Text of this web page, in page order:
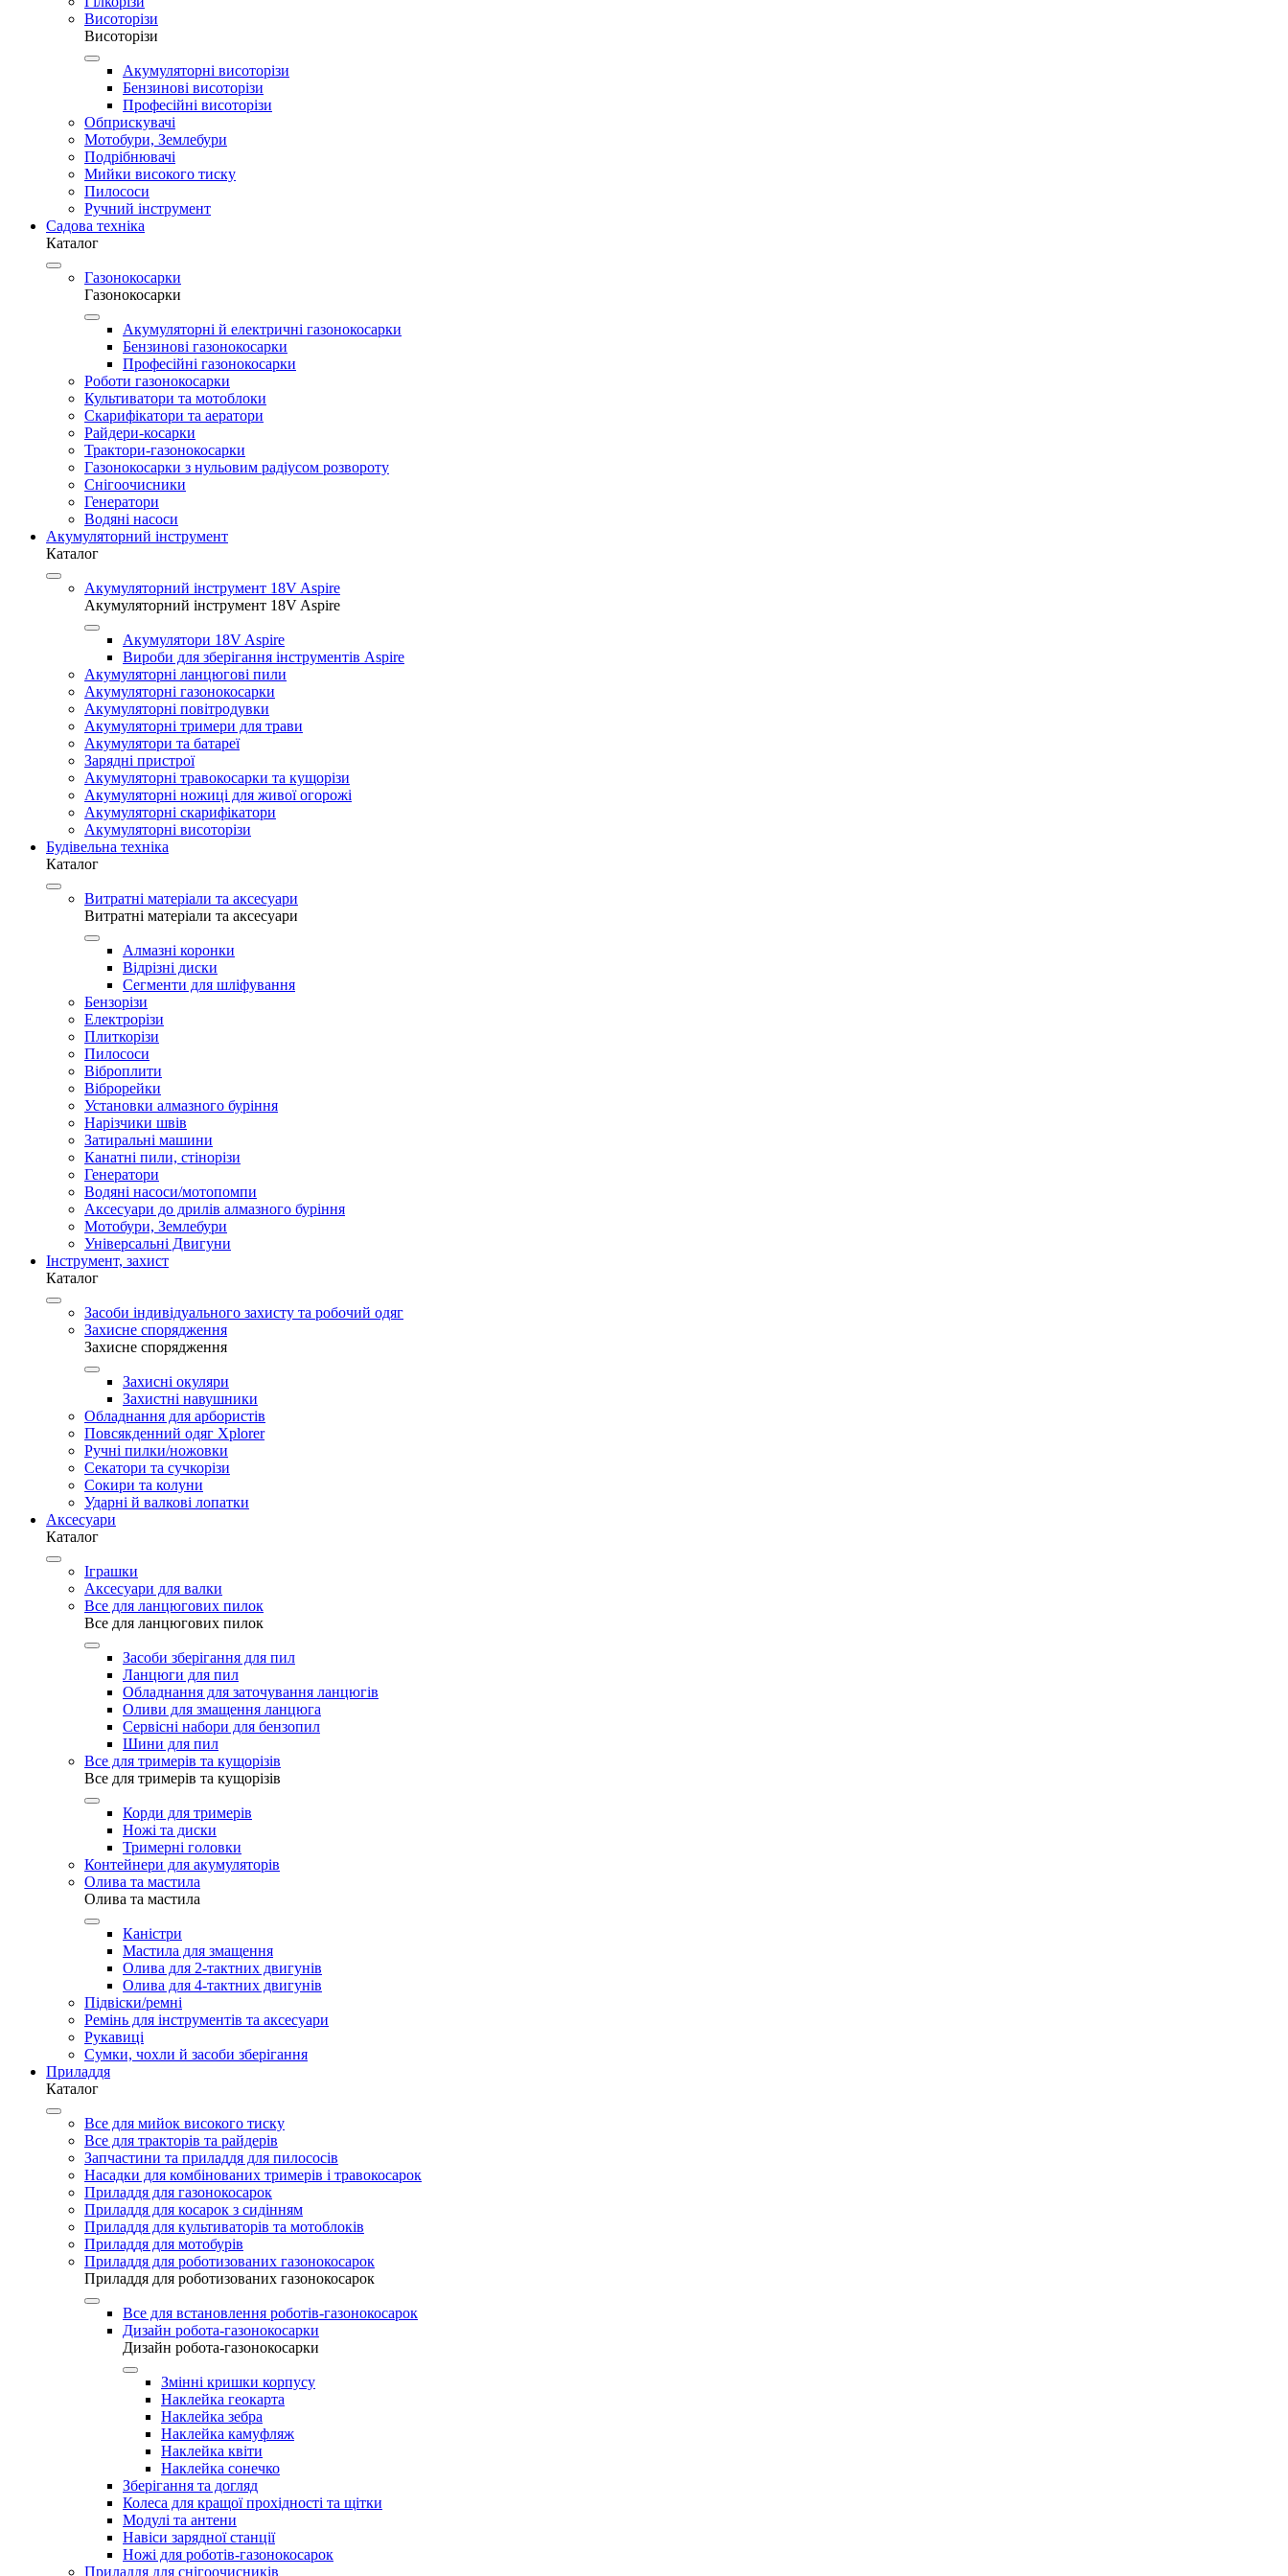
Висоторізи
Висоторізи
Акумуляторні висоторізи
Бензинові висоторізи
Професійні висоторізи
Обприскувачі
Мотобури, Землебури
Подрібнювачі
Мийки високого тиску
Пилососи
Ручний інструмент
Садова техніка
Каталог
Газонокосарки
Газонокосарки
Акумуляторні й електричні газонокосарки
Бензинові газонокосарки
Професійні газонокосарки
Роботи газонокосарки
Культиватори та мотоблоки
Скарифікатори та аератори
Райдери-косарки
Трактори-газонокосарки
Газонокосарки з нульовим радіусом розвороту
Снігоочисники
Генератори
Водяні насоси
Акумуляторний інструмент
Каталог
Акумуляторний інструмент 18V Aspire
Акумуляторний інструмент 18V Aspire
Акумулятори 18V Aspire
Вироби для зберігання інструментів Aspire
Акумуляторні ланцюгові пили
Акумуляторні газонокосарки
Акумуляторні повітродувки
Акумуляторні тримери для трави
Акумулятори та батареї
Зарядні пристрої
Акумуляторні травокосарки та кущорізи
Акумуляторні ножиці для живої огорожі
Акумуляторні скарифікатори
Акумуляторні висоторізи
Будівельна техніка
Каталог
Витратні матеріали та аксесуари
Витратні матеріали та аксесуари
Алмазні коронки
Відрізні диски
Сегменти для шліфування
Бензорізи
Електрорізи
Плиткорізи
Пилососи
Віброплити
Віброрейки
Установки алмазного буріння
Нарізчики швів
Затиральні машини
Канатні пили, стінорізи
Генератори
Водяні насоси/мотопомпи
Аксесуари до дрилів алмазного буріння
Мотобури, Землебури
Універсальні Двигуни
Інструмент, захист
Каталог
Засоби індивідуального захисту та робочий одяг
Захисне спорядження
Захисне спорядження
Захисні окуляри
Захистні навушники
Обладнання для арбористів
Повсякденний одяг Xplorer
Ручні пилки/ножовки
Секатори та сучкорізи
Сокири та колуни
Ударні й валкові лопатки
Аксесуари
Каталог
Іграшки
Аксесуари для валки
Все для ланцюгових пилок
Все для ланцюгових пилок
Засоби зберігання для пил
Ланцюги для пил
Обладнання для заточування ланцюгів
Оливи для змащення ланцюга
Сервісні набори для бензопил
Шини для пил
Все для тримерів та кущорізів
Все для тримерів та кущорізів
Корди для тримерів
Ножі та диски
Тримерні головки
Контейнери для акумуляторів
Олива та мастила
Олива та мастила
Каністри
Мастила для змащення
Олива для 2-тактних двигунів
Олива для 4-тактних двигунів
Підвіски/ремні
Ремінь для інструментів та аксесуари
Рукавиці
Сумки, чохли й засоби зберігання
Приладдя
Каталог
Все для мийок високого тиску
Все для тракторів та райдерів
Запчастини та приладдя для пилососів
Насадки для комбінованих тримерів і травокосарок
Приладдя для газонокосарок
Приладдя для косарок з сидінням
Приладдя для культиваторів та мотоблоків
Приладдя для мотобурів
Приладдя для роботизованих газонокосарок
Приладдя для роботизованих газонокосарок
Все для встановлення роботів-газонокосарок
Дизайн робота-газонокосарки
Дизайн робота-газонокосарки
Змінні кришки корпусу
Наклейка геокарта
Наклейка зебра
Наклейка камуфляж
Наклейка квіти
Наклейка сонечко
Зберігання та догляд
Колеса для кращої прохідності та щітки
Модулі та антени
Навіси зарядної станції
Ножі для роботів-газонокосарок
Приладдя для снігоочисників